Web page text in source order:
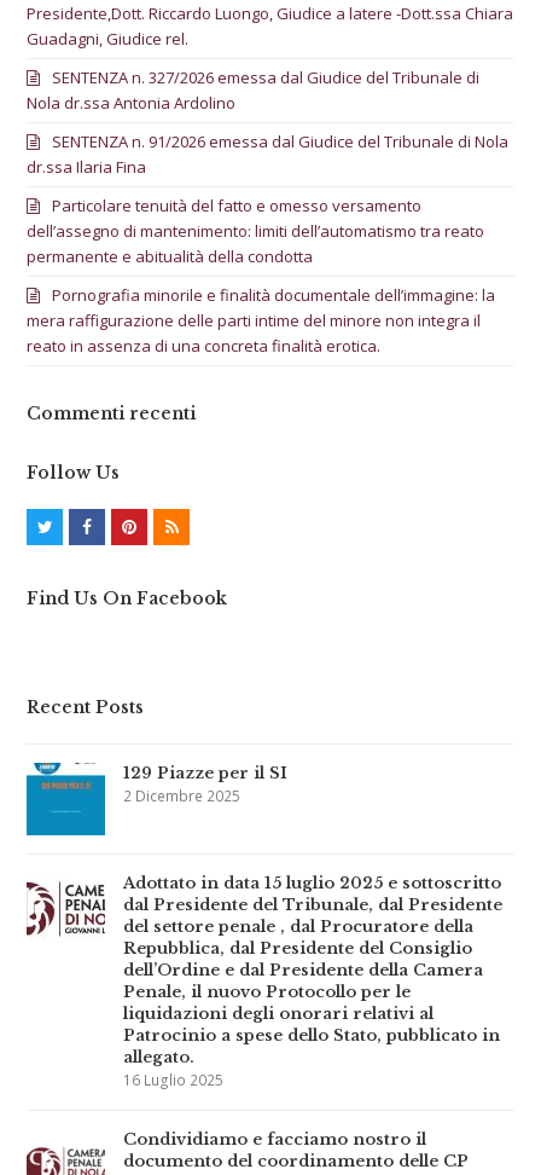
Presidente,Dott. Riccardo Luongo, Giudice a latere -Dott.ssa Chiara
Guadagni, Giudice rel.
SENTENZA n. 327/2026 emessa dal Giudice del Tribunale di
Nola dr.ssa Antonia Ardolino
SENTENZA n. 91/2026 emessa dal Giudice del Tribunale di Nola
dr.ssa Ilaria Fina
Particolare tenuità del fatto e omesso versamento
dell’assegno di mantenimento: limiti dell’automatismo tra reato
permanente e abitualità della condotta
Pornografia minorile e finalità documentale dell’immagine: la
mera raffigurazione delle parti intime del minore non integra il
reato in assenza di una concreta finalità erotica.
Commenti recenti
Follow Us
i
e
c
o
k
n
r
s
R
S
Find Us On Facebook
Recent Posts
129 Piazze per il SI
2 Dicembre 2025
Adottato in data 15 luglio 2025 e sottoscritto
dal Presidente del Tribunale, dal Presidente
del settore penale , dal Procuratore della
Repubblica, dal Presidente del Consiglio
dell’Ordine e dal Presidente della Camera
Penale, il nuovo Protocollo per le
liquidazioni degli onorari relativi al
Patrocinio a spese dello Stato, pubblicato in
allegato.
16 Luglio 2025
Condividiamo e facciamo nostro il
documento del coordinamento delle CP